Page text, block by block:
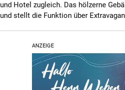
und Hotel zugleich. Das hölzerne
und stellt die Funktion über
ANZEIGE